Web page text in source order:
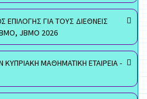
ΓΙΑ ΤΟΥΣ ΔΙΕΘΝΕΙΣ
JBMO 2026
ΜΑΘΗΜΑΤΙΚΗ ΕΤΑΙΡΕΙΑ -